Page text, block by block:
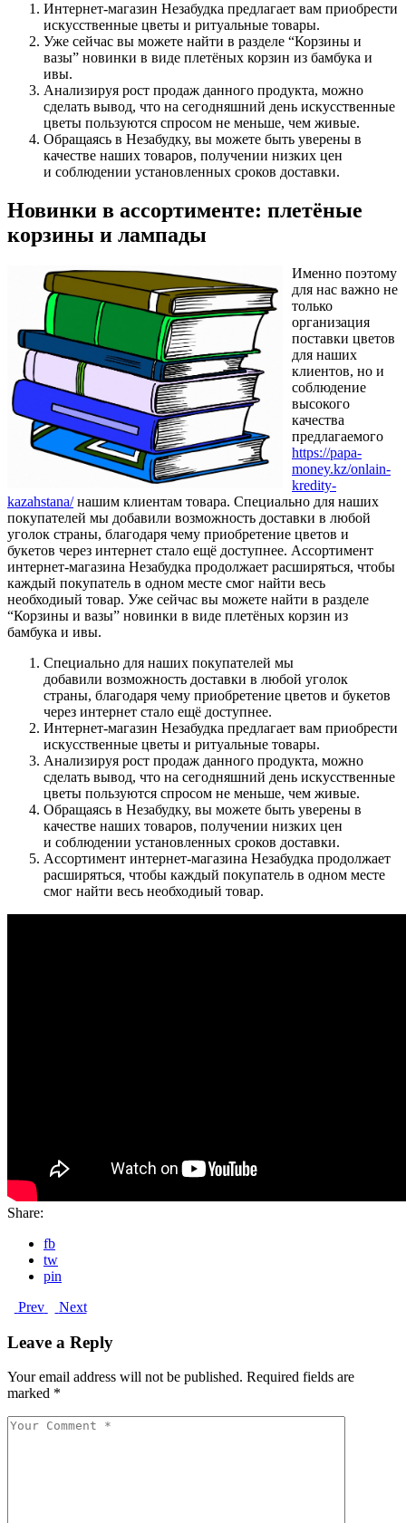
Интернет-магазин Незабудка предлагает вам приобрести
искусственные цветы и ритуальные товары.
Уже сейчас вы можете найти в разделе “Корзины и
вазы” новинки в виде плетёных корзин из бамбука и
ивы.
Анализируя рост продаж данного продукта, можно
сделать вывод, что на сегодняшний день искусственные
цветы пользуются спросом не меньше, чем живые.
Обращаясь в Незабудку, вы можете быть уверены в
качестве наших товаров, получении низких цен
и соблюдении установленных сроков доставки.
Новинки в ассортименте: плетёные
корзины и лампады
Именно поэтому
для нас важно не
только
организация
поставки цветов
для наших
клиентов, но и
соблюдение
высокого
качества
предлагаемого
https://papa-
money.kz/onlain-
kredity-
kazahstana/нашим клиентам товара. Специально для наших
покупателей мы добавили возможность доставки в любой
уголок страны, благодаря чему приобретение цветов и
букетов через интернет стало ещё доступнее. Ассортимент
интернет-магазина Незабудка продолжает расширяться, чтобы
каждый покупатель в одном месте смог найти весь
необходиый товар. Уже сейчас вы можете найти в разделе
“Корзины и вазы” новинки в виде плетёных корзин из
бамбука и ивы.
Специально для наших покупателей мы
добавили возможность доставки в любой уголок
страны, благодаря чему приобретение цветов и букетов
через интернет стало ещё доступнее.
Интернет-магазин Незабудка предлагает вам приобрести
искусственные цветы и ритуальные товары.
Анализируя рост продаж данного продукта, можно
сделать вывод, что на сегодняшний день искусственные
цветы пользуются спросом не меньше, чем живые.
Обращаясь в Незабудку, вы можете быть уверены в
качестве наших товаров, получении низких цен
и соблюдении установленных сроков доставки.
Ассортимент интернет-магазина Незабудка продолжает
расширяться, чтобы каждый покупатель в одном месте
смог найти весь необходиый товар.
Share:
fb
tw
pin
Prev
Next
Leave a Reply
Your email address will not be published. Required fields are
marked *